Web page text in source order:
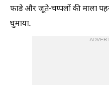
फाडे और जूते-चप्पलों की माला
घुमाया.